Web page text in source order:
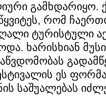
გამხდარიყო.
რომ
ტურისტული
ხარისხიან
ეს
საშუალებას